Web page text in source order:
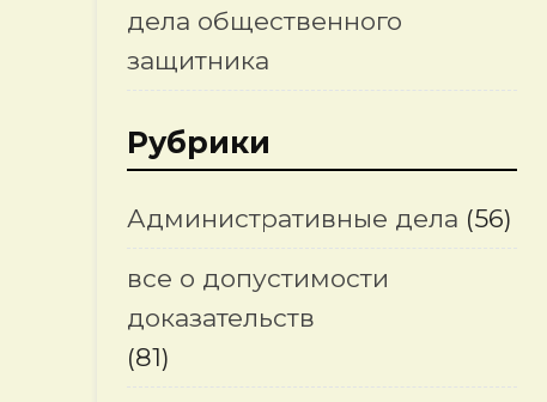
дела общественного
защитника
Рубрики
Административные дела (56)
все о допустимости
доказательств
(81)